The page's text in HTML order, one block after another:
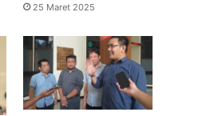
25 Maret 2025